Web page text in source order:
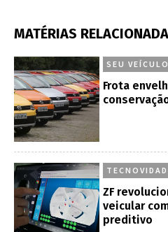
MATÉRIAS
SEU VEÍCULO
Frota
ZF
veicular
preditivo